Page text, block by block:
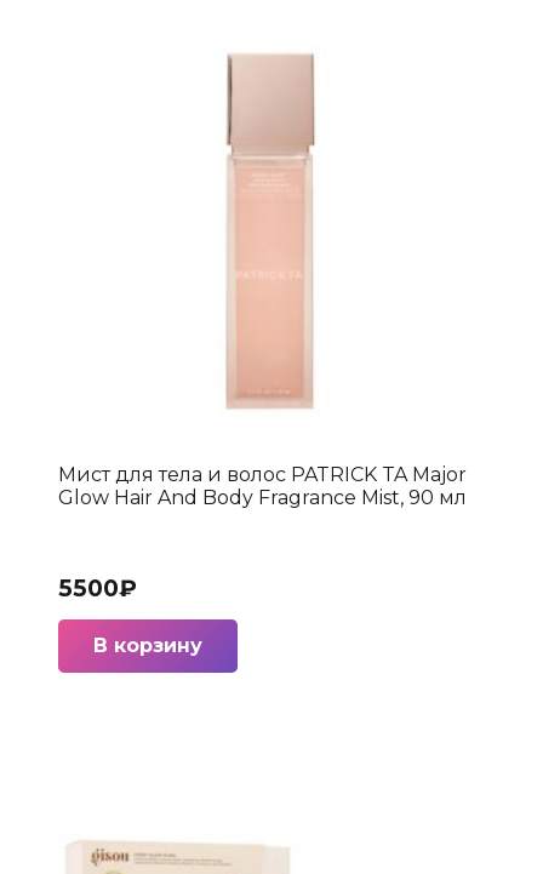
Мист для тела и волос PATRICK TA Major
Glow Hair And Body Fragrance Mist, 90 мл
5500₽
В корзину